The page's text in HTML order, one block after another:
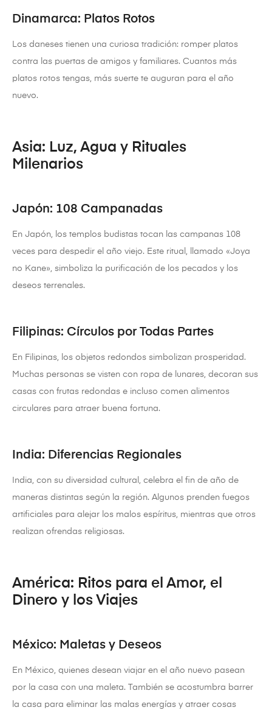
Dinamarca: Platos Rotos
Los daneses tienen una curiosa tradición: romper platos
contra las puertas de amigos y familiares. Cuantos más
platos rotos tengas, más suerte te auguran para el año
nuevo.
Asia: Luz, Agua y Rituales
Milenarios
Japón: 108 Campanadas
En Japón, los templos budistas tocan las campanas 108
veces para despedir el año viejo. Este ritual, llamado «Joya
no Kane», simboliza la purificación de los pecados y los
deseos terrenales.
Filipinas: Círculos por Todas Partes
En Filipinas, los objetos redondos simbolizan prosperidad.
Muchas personas se visten con ropa de lunares, decoran sus
casas con frutas redondas e incluso comen alimentos
circulares para atraer buena fortuna.
India: Diferencias Regionales
India, con su diversidad cultural, celebra el fin de año de
maneras distintas según la región. Algunos prenden fuegos
artificiales para alejar los malos espíritus, mientras que otros
realizan ofrendas religiosas.
América: Ritos para el Amor, el
Dinero y los Viajes
México: Maletas y Deseos
En México, quienes desean viajar en el año nuevo pasean
por la casa con una maleta. También se acostumbra barrer
la casa para eliminar las malas energías y atraer cosas